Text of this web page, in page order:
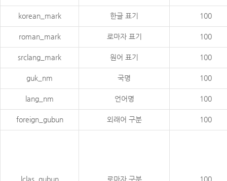
korean_mark 한글 표기 100
roman_mark 로마자 표기 100
srclang_mark 원어 표기 100
guk_nm 국명 100
lang_nm 언어명 100
foreign_gubun 외래어 구분 100
lclas_gubun 로마자 구분 100